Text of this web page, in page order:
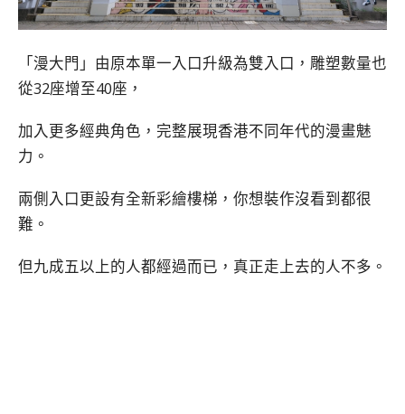
「漫大門」由原本單一入口升級為雙入口，雕塑數量也
從32座增至40座，
加入更多經典角色，完整展現香港不同年代的漫畫魅
力。
兩側入口更設有全新彩繪樓梯，你想裝作沒看到都很
難。
但九成五以上的人都經過而已，真正走上去的人不多。